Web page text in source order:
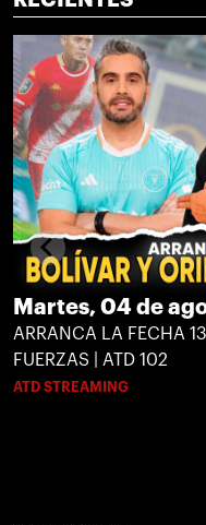
Martes, 04 de
ARRANCA LA FECHA
FUERZAS | ATD 102
ATD STREAMING